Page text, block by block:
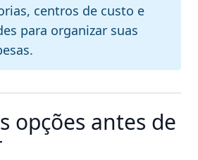
centros de custo e
para organizar suas
opções antes de